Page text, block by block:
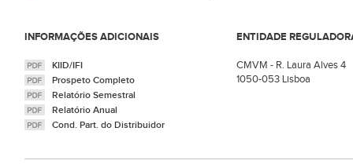
INFORMAÇÕES ADICIONAIS ENTIDADE
KIID/IFI
Prospeto Completo
Relatório Semestral
Relatório Anual
Cond. Part. do Distribuidor
CMVM - R. Laura Alves 4
1050-053 Lisboa